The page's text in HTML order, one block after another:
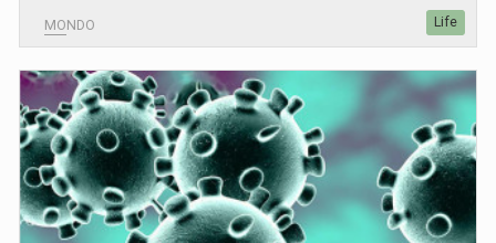
MONDO Life